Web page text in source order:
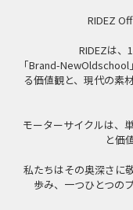
RIDEZ
RIDEZは、
「Brand-
る価値観と、現代の素
モーターサイクルは、
と価
私たちはその奥深さに
歩み、一つひとつの